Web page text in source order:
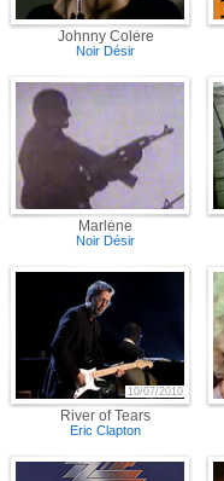
Johnny Colère
Noir Désir
Marlène
Noir Désir
River of Tears
10/07/2010
Eric Clapton